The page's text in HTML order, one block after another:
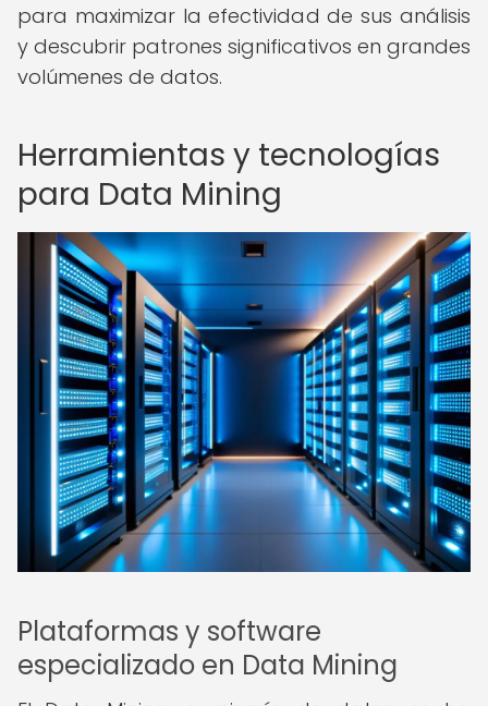
para maximizar la efectividad de sus análisis
y descubrir patrones significativos en grandes
volúmenes de datos.
Herramientas y tecnologías
para Data Mining
Plataformas y software
especializado en Data Mining